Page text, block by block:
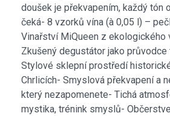
doušek je překvapením, každý tón
čeká- 8 vzorků vína (à 0,05 l) –
Vinařství MiQueen z ekologického
Zkušený degustátor jako průvodce
Stylové sklepní prostředí
Chrlicích- Smyslová překvapení a
který nezapomenete- Tichá
mystika, trénink smyslů-